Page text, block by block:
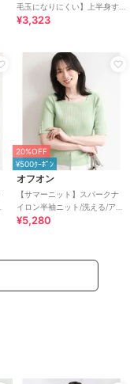
毛玉になりにくい】上半身す
っきり 二の腕見せない5分袖ニ
¥3,323
20%OFF
¥500ｸｰﾎﾟﾝ
オフオン
【サマーニット】スパークナ
イロン半袖ニット/洗える/アン
サンブル対応/WEB限定サイズ
¥5,280